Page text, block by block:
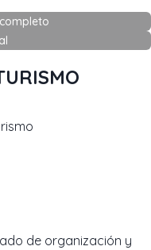
de organización y